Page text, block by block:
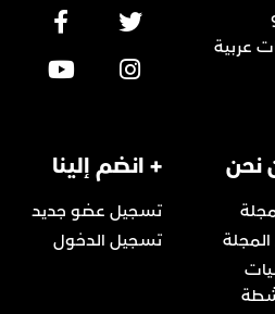
عربية
نحن + انضم إلينا
تسجيل عضو جديد
تسجيل الدخول